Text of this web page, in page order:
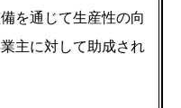
を通じて生産性の向
主に対して助成され